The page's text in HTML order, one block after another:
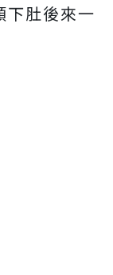
下肚後來一